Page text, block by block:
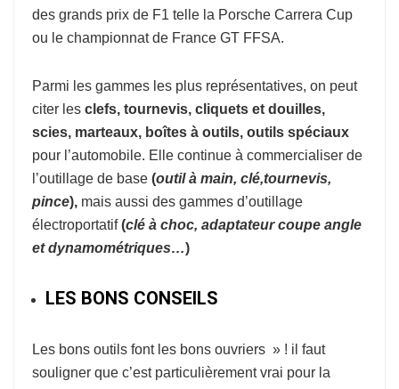
des grands prix de F1 telle la Porsche Carrera Cup
ou le championnat de France GT FFSA.
Parmi les gammes les plus représentatives, on peut
citer les clefs, tournevis, cliquets et douilles,
scies, marteaux, boîtes à outils, outils spéciaux
pour l’automobile. Elle continue à commercialiser de
l’outillage de base (outil à main, clé,tournevis,
pince), mais aussi des gammes d’outillage
électroportatif (clé à choc, adaptateur coupe angle
et dynamométriques…)
LES BONS CONSEILS
Les bons outils font les bons ouvriers » ! il faut
souligner que c’est particulièrement vrai pour la